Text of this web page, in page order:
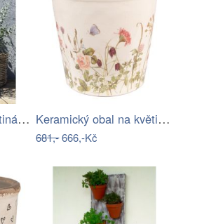
Vingo Ratanový květináč - kulatý… Keramický obal na květináč s lučními…
681,-666,-Kč